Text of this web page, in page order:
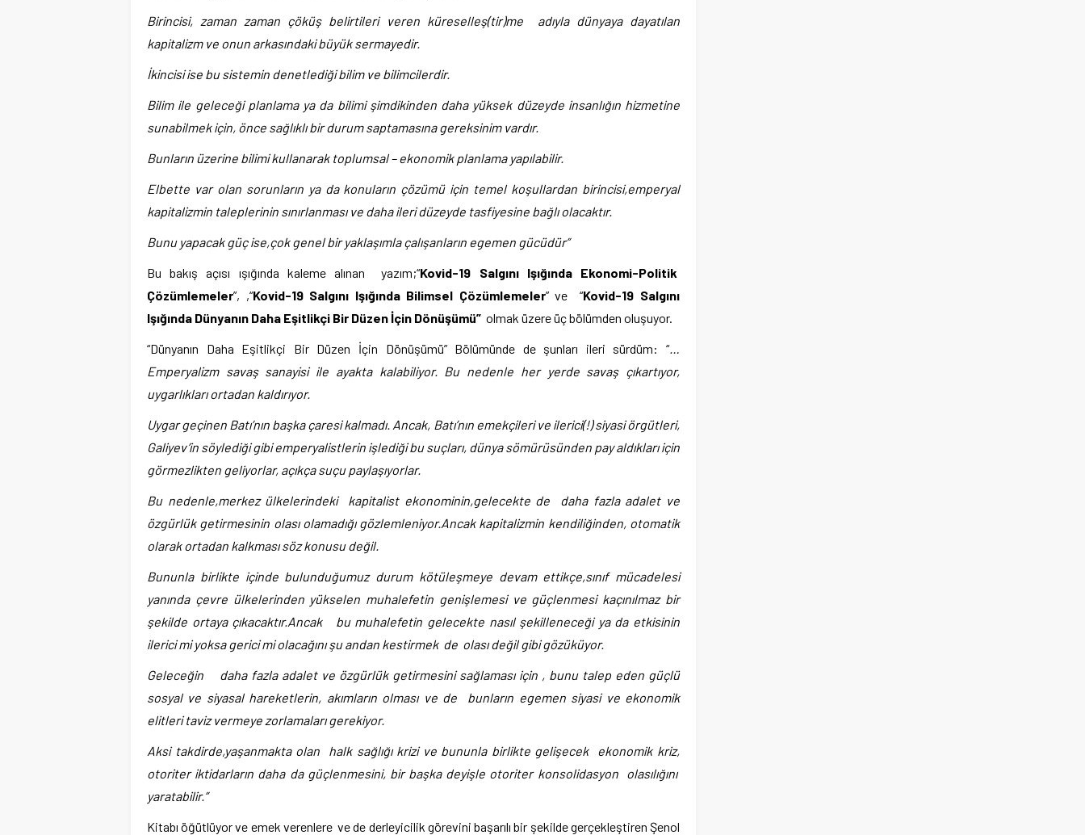
Birincisi, zaman zaman çöküş belirtileri veren küreselleş(tir)me adıyla dünyaya dayatılan
kapitalizm ve onun arkasındaki büyük sermayedir.
İkincisi ise bu sistemin denetlediği bilim ve bilimcilerdir.
Bilim ile geleceği planlama ya da bilimi şimdikinden daha yüksek düzeyde insanlığın hizmetine
sunabilmek için, önce sağlıklı bir durum saptamasına gereksinim vardır.
Bunların üzerine bilimi kullanarak toplumsal – ekonomik planlama yapılabilir.
Elbette var olan sorunların ya da konuların çözümü için temel koşullardan birincisi,emperyal
kapitalizmin taleplerinin sınırlanması ve daha ileri düzeyde tasfiyesine bağlı olacaktır.
Bunu yapacak güç ise,çok genel bir yaklaşımla çalışanların egemen gücüdür”
Bu bakış açısı ışığında kaleme alınan yazım;“Kovid-19 Salgını Işığında Ekonomi-Politik
Çözümlemeler”, ,“Kovid-19 Salgını Işığında Bilimsel Çözümlemeler” ve “Kovid-19 Salgını
Işığında Dünyanın Daha Eşitlikçi Bir Düzen İçin Dönüşümü” olmak üzere üç bölümden oluşuyor.
“Dünyanın Daha Eşitlikçi Bir Düzen İçin Dönüşümü” Bölümünde de şunları ileri sürdüm: “…
Emperyalizm savaş sanayisi ile ayakta kalabiliyor. Bu nedenle her yerde savaş çıkartıyor,
uygarlıkları ortadan kaldırıyor.
Uygar geçinen Batı’nın başka çaresi kalmadı. Ancak, Batı’nın emekçileri ve ilerici(!) siyasi örgütleri,
Galiyev’in söylediği gibi emperyalistlerin işlediği bu suçları, dünya sömürüsünden pay aldıkları için
görmezlikten geliyorlar, açıkça suçu paylaşıyorlar.
Bu nedenle,merkez ülkelerindeki kapitalist ekonominin,gelecekte de daha fazla adalet ve
özgürlük getirmesinin olası olamadığı gözlemleniyor.Ancak kapitalizmin kendiliğinden, otomatik
olarak ortadan kalkması söz konusu değil.
Bununla birlikte içinde bulunduğumuz durum kötüleşmeye devam ettikçe,sınıf mücadelesi
yanında çevre ülkelerinden yükselen muhalefetin genişlemesi ve güçlenmesi kaçınılmaz bir
şekilde ortaya çıkacaktır.Ancak bu muhalefetin gelecekte nasıl şekilleneceği ya da etkisinin
ilerici mi yoksa gerici mi olacağını şu andan kestirmek de olası değil gibi gözüküyor.
Geleceğin daha fazla adalet ve özgürlük getirmesini sağlaması için , bunu talep eden güçlü
sosyal ve siyasal hareketlerin, akımların olması ve de bunların egemen siyasi ve ekonomik
elitleri taviz vermeye zorlamaları gerekiyor.
Aksi takdirde,yaşanmakta olan halk sağlığı krizi ve bununla birlikte gelişecek ekonomik kriz,
otoriter iktidarların daha da güçlenmesini, bir başka deyişle otoriter konsolidasyon olasılığını
yaratabilir.”
Kitabı öğütlüyor ve emek verenlere ve de derleyicilik görevini başarılı bir şekilde gerçekleştiren Şenol